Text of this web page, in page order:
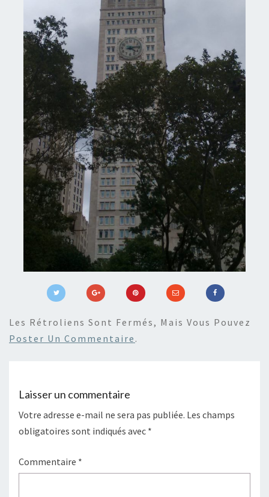
Les Rétroliens Sont Fermés, Mais Vous Pouvez
Poster Un Commentaire .
Laisser un commentaire
Votre adresse e-mail ne sera pas publiée. Les champs
obligatoires sont indiqués avec *
Commentaire *